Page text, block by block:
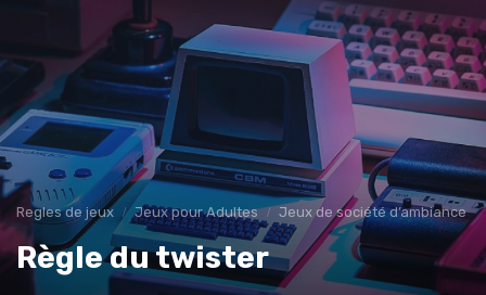
Regles de jeux Jeux pour Adultes Jeux de société d’ambiance
Règle du twister